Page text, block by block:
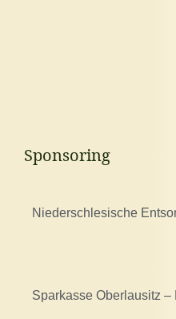
Sponsoring
Niederschlesische
Sparkasse Oberlausitz